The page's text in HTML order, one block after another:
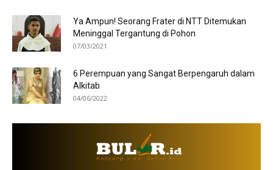
Ya Ampun! Seorang Frater di NTT Ditemukan
Meninggal Tergantung di Pohon
07/03/2021
6 Perempuan yang Sangat Berpengaruh dalam
Alkitab
04/06/2022